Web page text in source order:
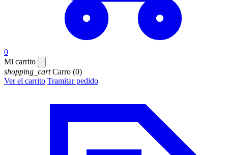
0
Mi carrito
shopping_cart Carro (0)
Ver el carrito Tramitar pedido